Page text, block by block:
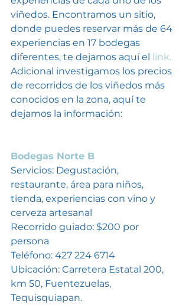
viñedos. Encontramos un sitio,
donde puedes reservar más de 64
experiencias en 17 bodegas
diferentes, te dejamos aquí el link.
Adicional investigamos los precios
de recorridos de los viñedos más
conocidos en la zona, aquí te
dejamos la información:
Bodegas Norte B
Servicios: Degustación,
restaurante, área para niños,
tienda, experiencias con vino y
cerveza artesanal
Recorrido guiado: $200 por
persona
Teléfono: 427 224 6714
Ubicación: Carretera Estatal 200,
km 50, Fuentezuelas,
Tequisquiapan.